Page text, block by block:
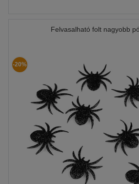
Felvasalható folt nagyobb
-20%